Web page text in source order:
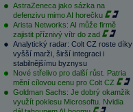
AstraZeneca jako sázka na
defenzivu mimo AI horečku
Arista Networks: AI může firmě
zajistit příznivý vítr do zad
Analytický radar: Colt CZ roste díky
vyšší marži, širší integraci i
stabilnějšímu byznysu
Nové střelivo pro další růst. Patria
mění cílovou cenu pro Colt CZ
Goldman Sachs: Je dobrý okamžik
využít poklesu Microsoftu. Nvidia